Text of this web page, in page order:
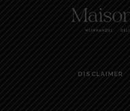
DISCLAIMER